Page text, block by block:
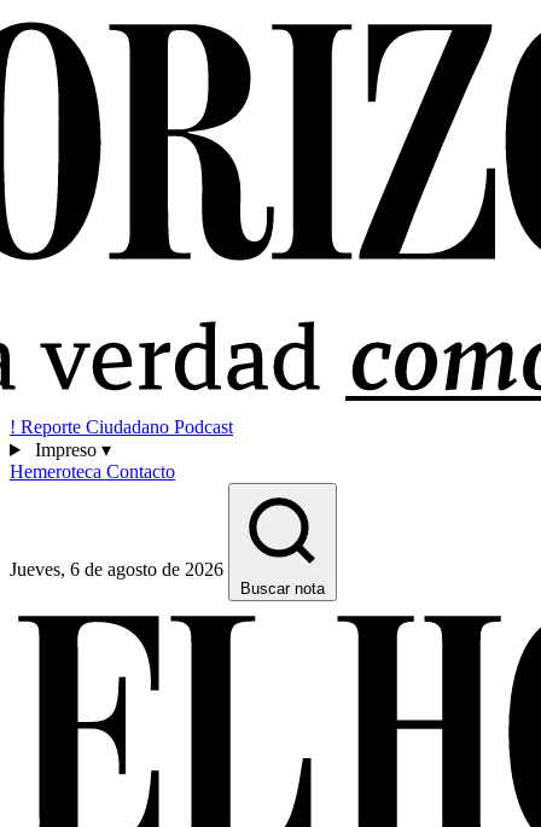
! Reporte Ciudadano Podcast
Impreso ▾
Hemeroteca Contacto
Jueves, 6 de agosto de 2026
Buscar nota